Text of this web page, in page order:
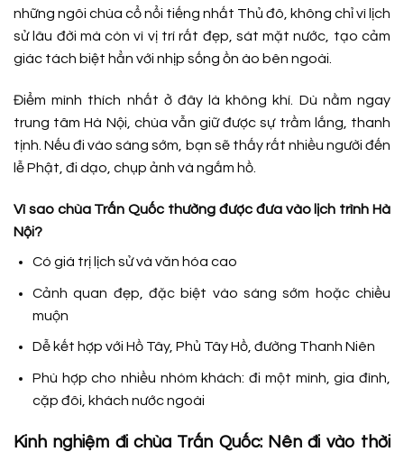
những ngôi chùa cổ nổi tiếng nhất Thủ đô, không chỉ vì lịch
sử lâu đời mà còn vì vị trí rất đẹp, sát mặt nước, tạo cảm
giác tách biệt hẳn với nhịp sống ồn ào bên ngoài.
Điểm mình thích nhất ở đây là không khí. Dù nằm ngay
trung tâm Hà Nội, chùa vẫn giữ được sự trầm lắng, thanh
tịnh. Nếu đi vào sáng sớm, bạn sẽ thấy rất nhiều người đến
lễ Phật, đi dạo, chụp ảnh và ngắm hồ.
Vì sao chùa Trấn Quốc thường được đưa vào lịch trình Hà
Nội?
Có giá trị lịch sử và văn hóa cao
Cảnh quan đẹp, đặc biệt vào sáng sớm hoặc chiều
muộn
Dễ kết hợp với Hồ Tây, Phủ Tây Hồ, đường Thanh Niên
Phù hợp cho nhiều nhóm khách: đi một mình, gia đình,
cặp đôi, khách nước ngoài
Kinh nghiệm đi chùa Trấn Quốc: Nên đi vào thời